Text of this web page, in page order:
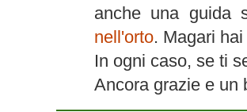
anche una guida
nell'orto. Magari
In ogni caso, se ti
Ancora grazie e un